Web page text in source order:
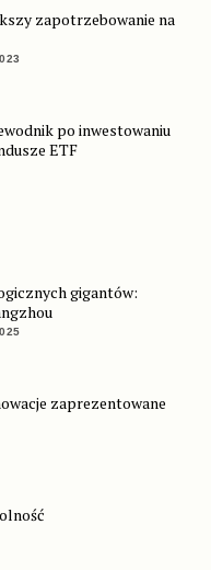
zapotrzebowanie na
po inwestowaniu
ETF
gigantów:
zaprezentowane